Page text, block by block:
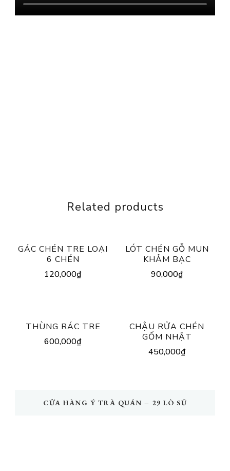
Related products
GÁC CHÉN TRE LOẠI
6 CHÉN
120,000₫
LÓT CHÉN GỖ MUN
KHẢM BẠC
90,000₫
THÙNG RÁC TRE
600,000₫
CHẬU RỬA CHÉN
GỐM NHẬT
450,000₫
CỬA HÀNG Ý TRÀ QUÁN – 29 LÒ SŨ